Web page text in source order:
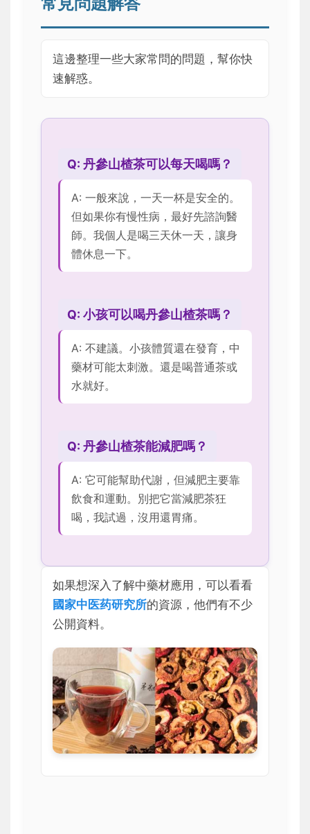
這邊整理一些大家常問的問題，幫你快
速解惑。
Q: 丹參山楂茶可以每天喝嗎？
A: 一般來說，一天一杯是安全的。
但如果你有慢性病，最好先諮詢醫
師。我個人是喝三天休一天，讓身
體休息一下。
Q: 小孩可以喝丹參山楂茶嗎？
A: 不建議。小孩體質還在發育，中
藥材可能太刺激。還是喝普通茶或
水就好。
Q: 丹參山楂茶能減肥嗎？
A: 它可能幫助代謝，但減肥主要靠
飲食和運動。別把它當減肥茶狂
喝，我試過，沒用還胃痛。
如果想深入了解中藥材應用，可以看看
國家中医药研究所的資源，他們有不少
公開資料。